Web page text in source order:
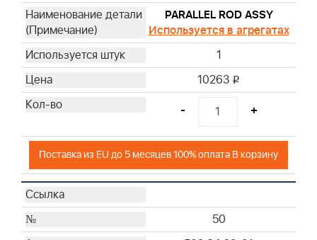
PARALLEL ROD ASSY
Используется в агрегатах
1
10263 i
- +
Поставка из EU до 5 месяцев 100% оплата В корзину
50